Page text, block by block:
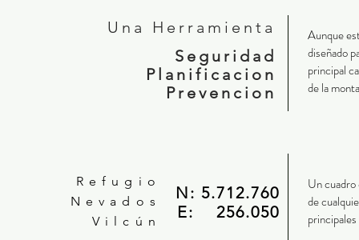
Una Herramienta
Seguridad
Planificacion
Prevencion
Aunque
diseñado
principal
de la
Refugio
Nevados
Vilcún
N: 5.712.760
E: 256.050
Un
de